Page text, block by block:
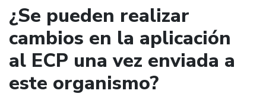
¿Se pueden realizar
cambios en la aplicación
al ECP una vez enviada a
este organismo?